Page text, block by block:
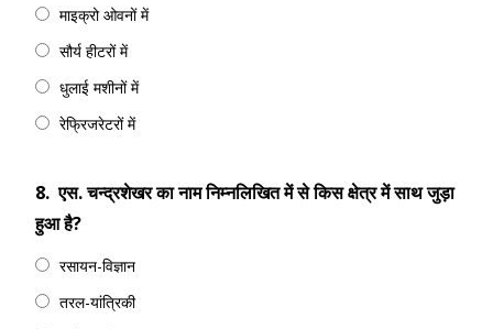
माइक्रो ओवनों में
सौर्य हीटरों में
धुलाई मशीनों में
रेफ्रिजरेटरों में
8. एस. चन्द्रशेखर का नाम निम्नलिखित में से किस क्षेत्र में साथ जुड़ा
हुआ है?
रसायन-विज्ञान
तरल-यांत्रिकी